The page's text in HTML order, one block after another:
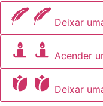
Deixar
Acender
Deixar